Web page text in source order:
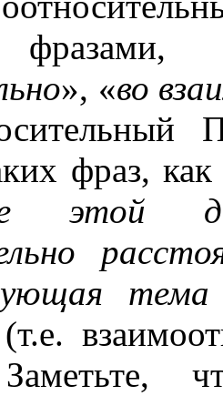
», «во
фраз,
этой
(т.е.